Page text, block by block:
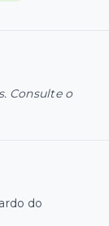
Consulte o
do